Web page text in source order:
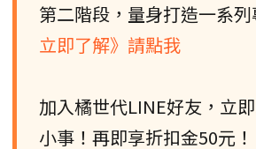
第二階段，量身打造一系列
立即了解》請點我
加入橘世代LINE好友，立
小事！再即享折扣金50元！